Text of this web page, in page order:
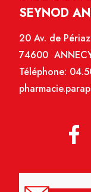
SEYNOD
20 Av. de Périaz
74600
Téléphone: